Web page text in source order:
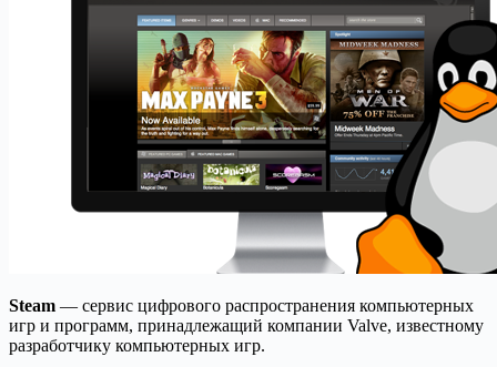
Steam — сервис цифрового распространения компьютерных
игр и программ, принадлежащий компании Valve, известному
разработчику компьютерных игр.